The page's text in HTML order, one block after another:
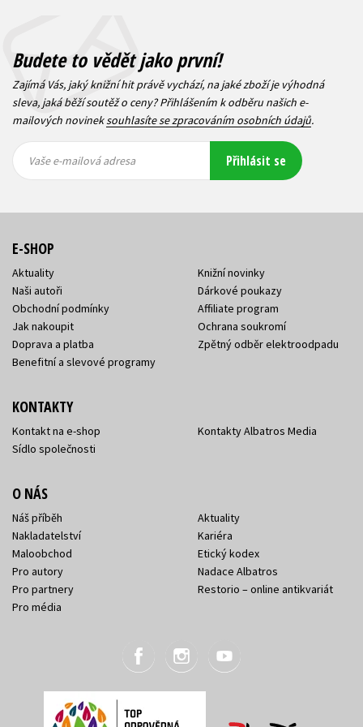
Budete to vědět jako první!
Zajímá Vás, jaký knižní hit právě vychází, na jaké zboží je výhodná
sleva, jaká běží soutěž o ceny? Přihlášením k odběru našich e-
mailových novineksouhlasíte se zpracováním osobních údajů.
mailová
mailová
Vaše e-mailová adresa Přihlásit se
E-SHOP
Aktuality
Naši autoři
Obchodní podmínky
Jak nakoupit
Doprava a platba
Benefitní a slevové programy
Knižní novinky
Dárkové poukazy
Affiliate program
Ochrana soukromí
Zpětný odběr elektroodpadu
KONTAKTY
Kontakt na e-shop
Sídlo společnosti
Kontakty Albatros Media
O NÁS
Náš příběh
Nakladatelství
Maloobchod
Pro autory
Pro partnery
Pro média
Aktuality
Kariéra
Etický kodex
Nadace Albatros
Restorio – online antikvariát